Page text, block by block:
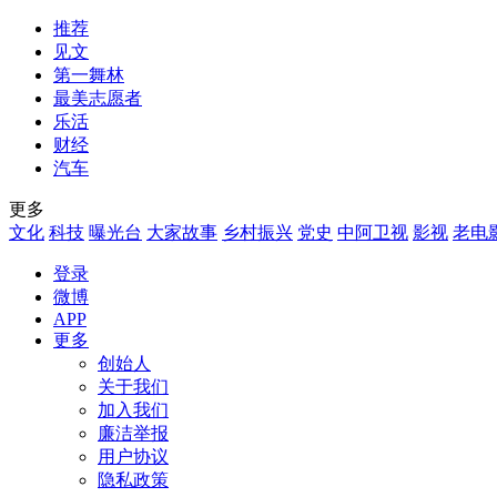
推荐
见文
第一舞林
最美志愿者
乐活
财经
汽车
更多
文化 科技 曝光台 大家故事 乡村振兴 党史 中阿卫视 影视 老电
登录
微博
APP
更多
创始人
关于我们
加入我们
廉洁举报
用户协议
隐私政策